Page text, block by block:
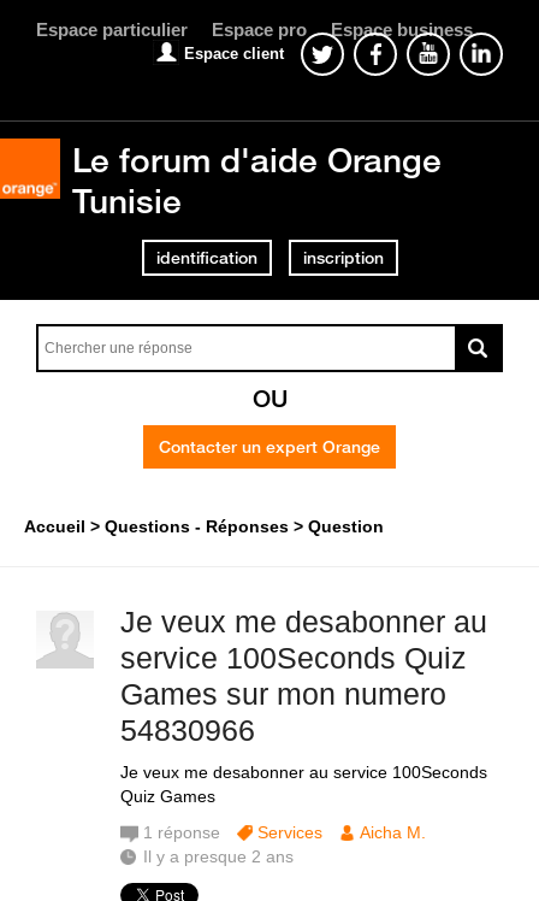
Espace particulier Espace pro Espace business
Espace client
Le forum d'aide Orange
Tunisie
identification inscription
OU
Contacter un expert Orange
Accueil Questions - Réponses Question
Je veux me desabonner au
service 100Seconds Quiz
Games sur mon numero
54830966
Je veux me desabonner au service 100Seconds
Quiz Games
1 réponse Services
Aicha M.
Il y a presque 2 ans